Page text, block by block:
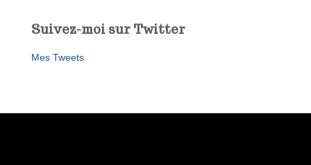
Suivez-moi sur Twitter
Mes Tweets